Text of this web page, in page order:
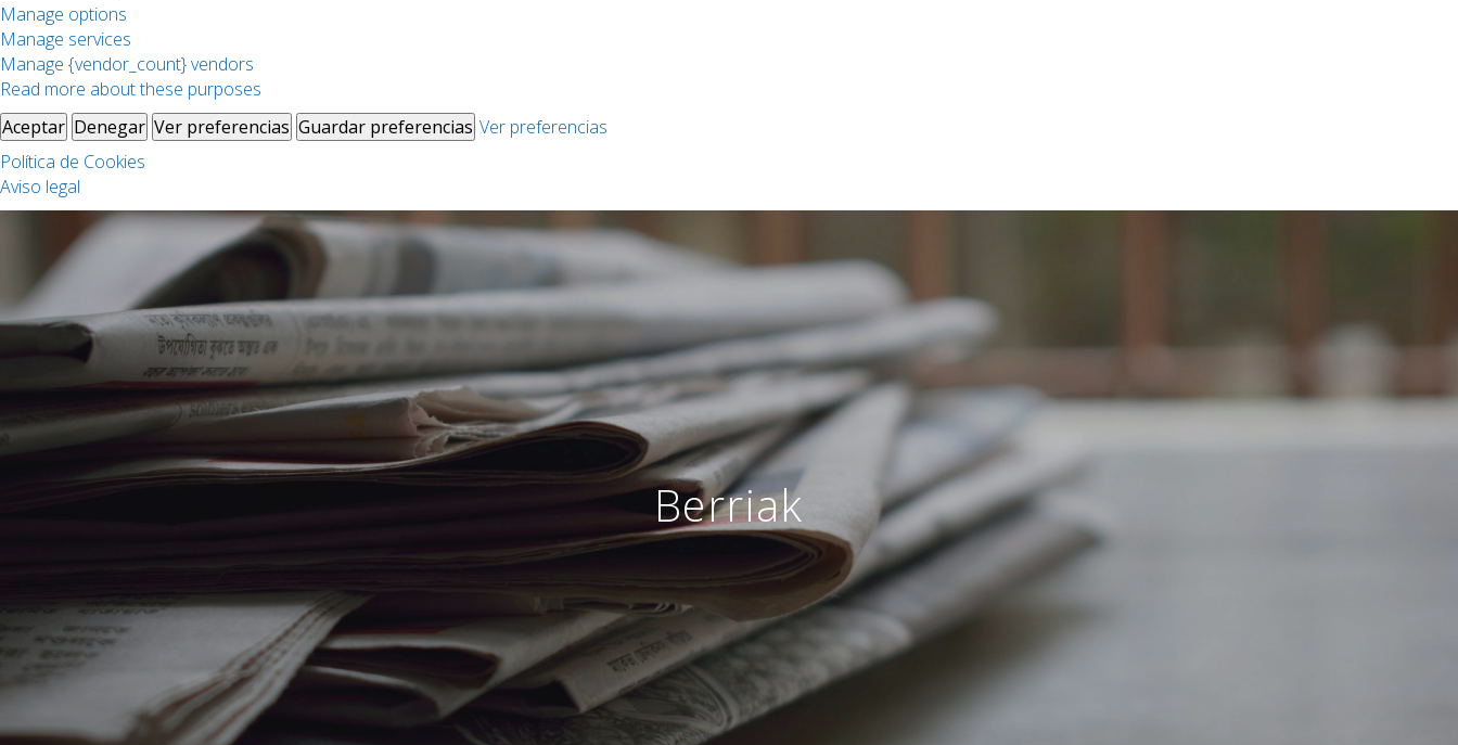
Manage options
Manage services
Manage {vendor_count} vendors
Read more about these purposes
Aceptar Denegar Ver preferencias Guardar preferencias Ver preferencias
Política de Cookies
Aviso legal
Berriak